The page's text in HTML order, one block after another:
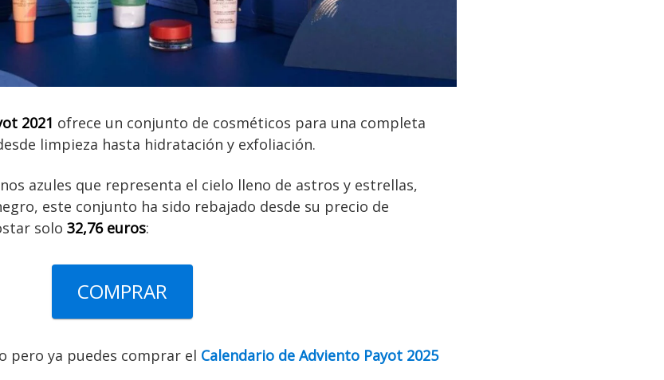
2021 ofrece un conjunto de cosméticos para una completa
limpieza hasta hidratación y exfoliación.
azules que representa el cielo lleno de astros y estrellas,
este conjunto ha sido rebajado desde su precio de
solo 32,76 euros:
COMPRAR
pero ya puedes comprar el Calendario de Adviento Payot 2025